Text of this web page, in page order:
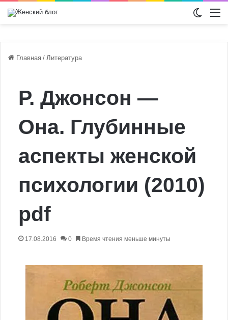
Главная / Литература
Р. Джонсон —
Она. Глубинные
аспекты женской
психологии (2010)
pdf
17.08.2016 0 Время чтения меньше минуты